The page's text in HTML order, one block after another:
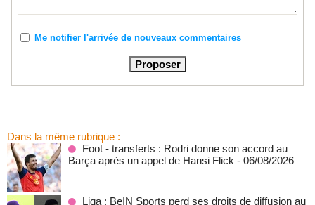
Me notifier l'arrivée de nouveaux commentaires
Dans la même rubrique :
Foot - transferts : Rodri donne son accord au
Barça après un appel de Hansi Flick - 06/08/2026
Liga : BeIN Sports perd ses droits de diffusion au